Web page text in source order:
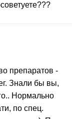
препаратов -
Знали бы вы,
Нормально
по спец.